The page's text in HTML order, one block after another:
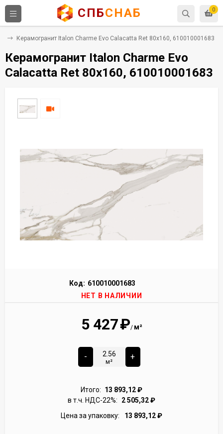
0
СПБСНАБ
Керамогранит Italon Charme Evo Calacatta Ret 80x160, 610010001683
Керамогранит Italon Charme Evo
Calacatta Ret 80x160, 610010001683
Код: 610010001683
НЕТ В НАЛИЧИИ
5 427₽/ м²
-
м²
+
Итого: 13 893,12₽
в т.ч. НДС-22%:
2 505,32₽
Цена за упаковку:
13 893,12₽